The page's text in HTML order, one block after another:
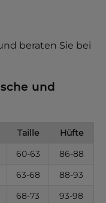
beraten Sie bei
und
Taille
Hüfte
60-63
86-88
63-68
88-93
68-73
93-98